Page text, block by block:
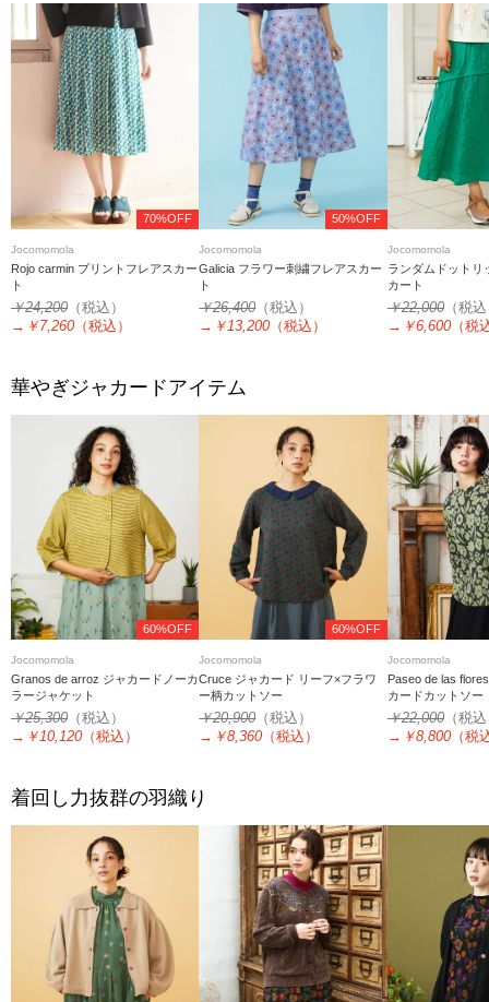
70%OFF
Jocomomola
Rojo carmin プリントフレアスカー
ト
￥24,200 （税込）
→ ￥7,260 （税込）
50%OFF
Jocomomola
Galicia フラワー刺繍フレアスカー
ト
￥26,400（税込）
→ ￥13,200 （税込）
Jocomomola
ランダムドットリ
カート
￥22,000（税
→ ￥6,600（税
華やぎジャカードアイテム
60%OFF
Jocomomola
Granos de arroz ジャカードノーカ
ラージャケット
￥25,300 （税込）
→ ￥10,120 （税込）
60%OFF
Jocomomola
Cruce ジャカード リーフ×フラワ
ー柄カットソー
￥20,900（税込）
→ ￥8,360 （税込）
Jocomomola
Paseo de las
カードカットソー
￥22,000（税
→ ￥8,800（税
着回し力抜群の羽織り